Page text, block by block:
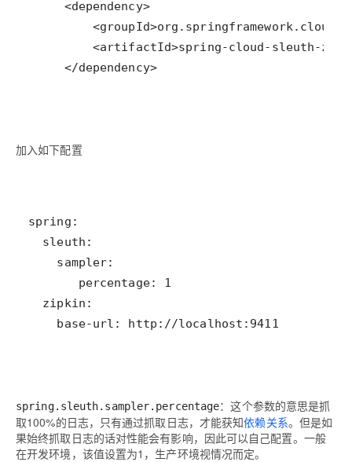
     <dependency>
     </dependency>
加入如下配置
    base-url: http://localhost:9411
spring.sleuth.sampler.percentage：这个参数的意思是抓
取100%的日志，只有通过抓取日志，才能获知依赖关系。但是如
果始终抓取日志的话对性能会有影响，因此可以自己配置。一般
在开发环境，该值设置为1，生产环境视情况而定。